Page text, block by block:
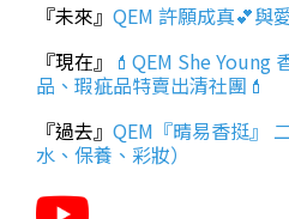
『未來』 QEM 許願成真💕與
『現在』 💄QEM She Young
品、瑕疵品特賣出清社團💄
『過去』 QEM『晴易香挺』
水、保養、彩妝）